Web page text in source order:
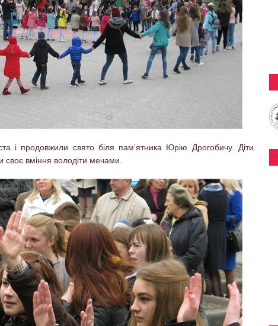
і продовжили свято біля пам’ятника Юрію Дрогобичу. Діти
своє вміння володіти мечами.